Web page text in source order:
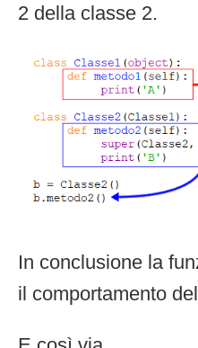
2 della classe 2.
In conclusione la
il comportamento